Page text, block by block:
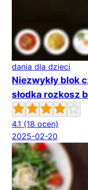
dania dla dzieci
Niezwykły blok
słodka rozkosz
4.1 (18 ocen)
2025-02-20